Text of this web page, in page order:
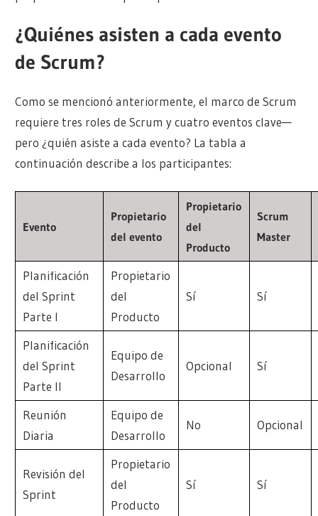
¿Quiénes asisten a cada evento
de Scrum?
Como se mencionó anteriormente, el marco de Scrum
requiere tres roles de Scrum y cuatro eventos clave—
pero ¿quién asiste a cada evento? La tabla a
continuación describe a los participantes:
Evento
Propietario
del evento
Propietario
del
Producto
Scrum
Master
Planificación
del Sprint
Parte I
Propietario
del
Producto
Sí Sí
Planificación
del Sprint
Parte II
Equipo de
Desarrollo
Opcional Sí
Reunión
Diaria
Equipo de
Desarrollo
No Opcional
Revisión del
Sprint
Propietario
del
Producto
Sí Sí